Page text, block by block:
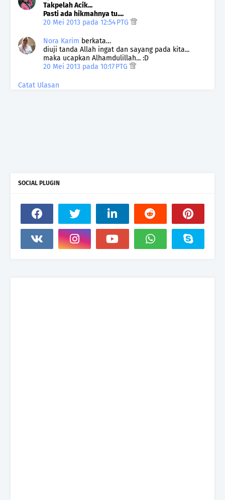
Takpelah Acik...
Pasti ada hikmahnya tu....
20 Mei 2013 pada 12:54 PTG
Nora Karim berkata…
diuji tanda Allah ingat dan sayang pada kita...
maka ucapkan Alhamdulillah... :D
20 Mei 2013 pada 10:17 PTG
Catat Ulasan
SOCIAL PLUGIN